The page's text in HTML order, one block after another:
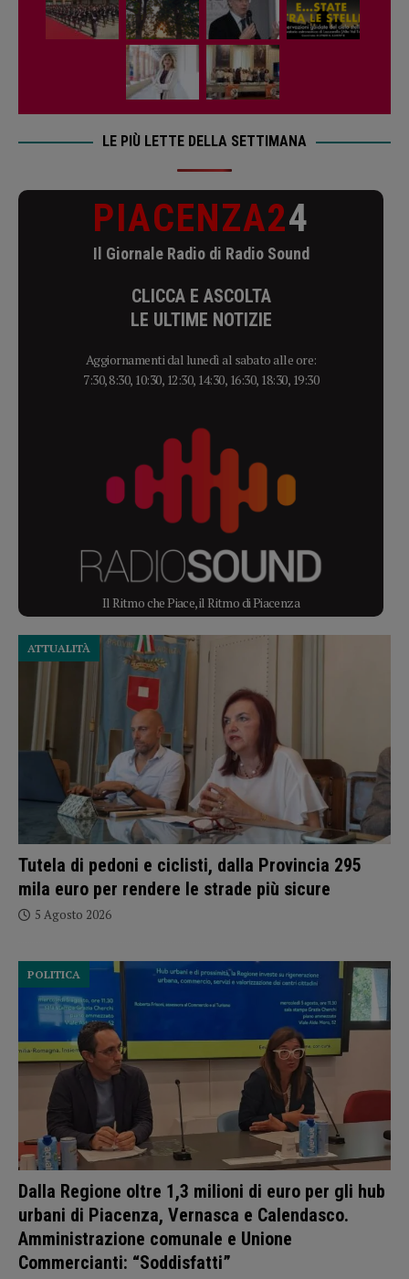
LE PIÙ LETTE DELLA SETTIMANA
PIACENZA24
Il Giornale Radio di Radio Sound
CLICCA E ASCOLTA
LE ULTIME NOTIZIE
Aggiornamenti dal lunedì al sabato alle ore:
7:30, 8:30, 10:30, 12:30, 14:30, 16:30, 18:30, 19:30
Il Ritmo che Piace, il Ritmo di Piacenza
Tutela di pedoni e ciclisti, dalla Provincia 295
mila euro per rendere le strade più sicure
ATTUALITÀ
5 Agosto 2026
Dalla Regione oltre 1,3 milioni di euro per gli hub
urbani di Piacenza, Vernasca e Calendasco.
Amministrazione comunale e Unione
Commercianti: “Soddisfatti”
POLITICA